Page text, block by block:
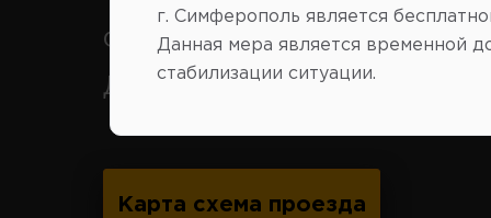
Феодосия, Старый Крым,
Джанкой.
Карта схема проезда
г. Симферополь является
Данная мера является временной
стабилизации ситуации.